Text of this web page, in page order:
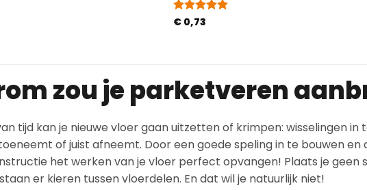
Gewaardeerd
€0,73
zou je parketveren
tijd kan je nieuwe vloer gaan uitzetten of krimpen: wisselingen
of juist afneemt. Door een goede speling in te bouwen
het werken van je vloer perfect opvangen! Plaats je geen
er kieren tussen vloerdelen. En dat wil je natuurlijk niet!